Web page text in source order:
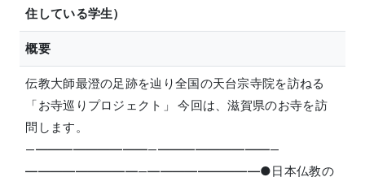
住している学生）
概要
伝教大師最澄の足跡を辿り全国の天台宗寺院を訪ねる
「お寺巡りプロジェクト」 今回は、滋賀県のお寺を訪
問します。
—―――――――――—―――――――――—
―――――――――—―――――――――●日本仏教の